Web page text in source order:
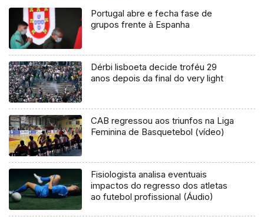
Portugal abre e fecha fase de
grupos frente à Espanha
Dérbi lisboeta decide troféu 29
anos depois da final do very light
CAB regressou aos triunfos na Liga
Feminina de Basquetebol (vídeo)
Fisiologista analisa eventuais
impactos do regresso dos atletas
ao futebol profissional (Áudio)